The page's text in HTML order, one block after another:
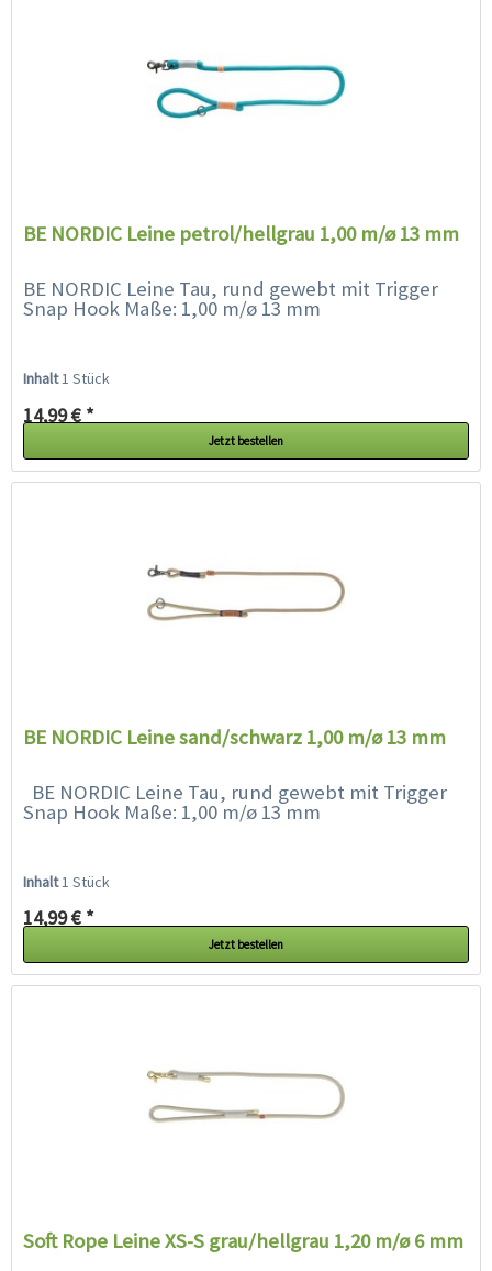
BE NORDIC Leine petrol/hellgrau 1,00 m/ø 13 mm
BE NORDIC Leine Tau, rund gewebt mit Trigger
Snap Hook Maße: 1,00 m/ø 13 mm
Inhalt1 Stück
14,99 € *
Jetzt bestellen
BE NORDIC Leine sand/schwarz 1,00 m/ø 13 mm
BE NORDIC Leine Tau, rund gewebt mit Trigger
Snap Hook Maße: 1,00 m/ø 13 mm
Inhalt1 Stück
14,99 € *
Jetzt bestellen
Soft Rope Leine XS-S grau/hellgrau 1,20 m/ø 6 mm